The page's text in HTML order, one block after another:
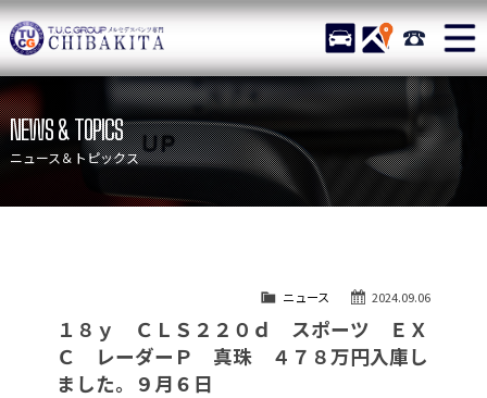
TUCグループ メルセデスベ
STOCK ACCESS 043-
ニュース
在庫リスト
目玉車両一覧
保証＆サービス
アクセスマップ
自動車保険
TUCとは？
リクルート
納車blog
NEWS & TOPICS
ニュース＆トピックス
2024.09.06
ニュース
１８ｙ ＣＬＳ２２０ｄ スポーツ ＥＸ
Ｃ レーダーＰ 真珠 ４７８万円入庫し
ました。９月６日